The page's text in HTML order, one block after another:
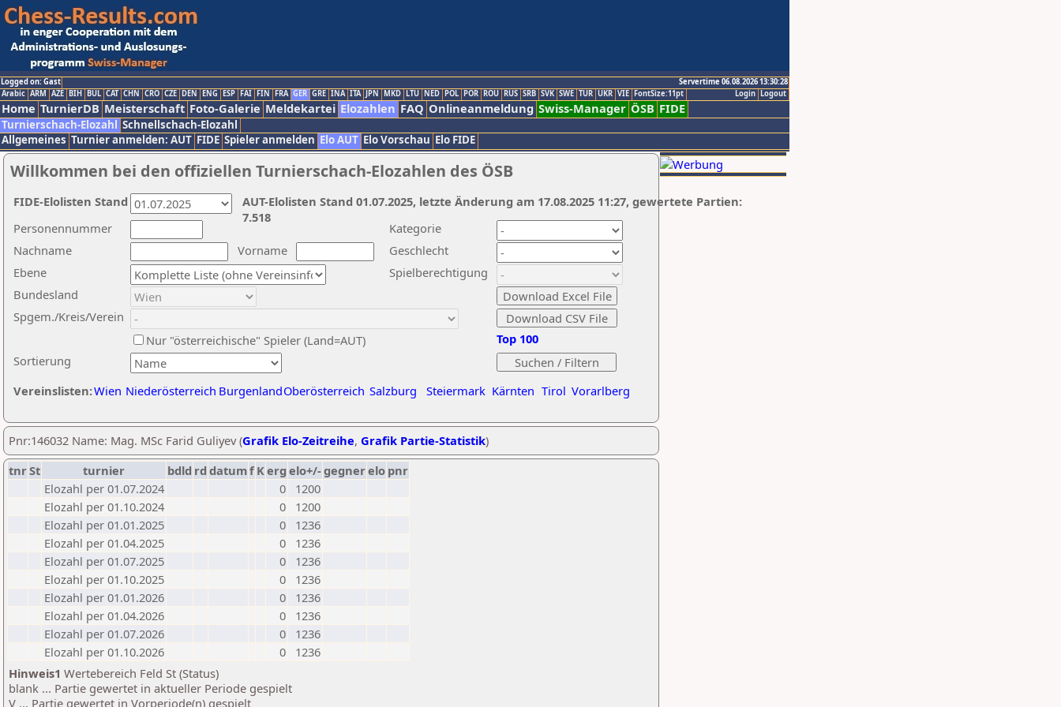
Logged on: Gast
Servertime 06.08.2026 13:30:28
Logout
Login
Arabic ARM AZE BIH BUL CAT CHN CRO CZE DEN ENG ESP FAI FIN FRA GER GRE INA ITA JPN MKD LTU NED POL POR ROU RUS SRB SVK SWE TUR UKR VIE FontSize:11pt
Home TurnierDB Meisterschaft Foto-Galerie Meldekartei Elozahlen FAQ Onlineanmeldung Swiss-Manager ÖSB FIDE
Turnierschach-Elozahl Schnellschach-Elozahl
Allgemeines Turnier anmelden: AUT FIDE Spieler anmelden Elo AUT Elo Vorschau Elo FIDE
Willkommen bei den offiziellen Turnierschach-Elozahlen des ÖSB
Nachname
Vorname
Ebene
Kategorie
Sortierung
Personennummer
Bundesland
Spgem./Kreis/Verein
Geschlecht
Nur "österreichische" Spieler (Land=AUT)
Spielberechtigung
Vereinslisten:Wien Niederösterreich BurgenlandOberösterreich Salzburg Steiermark Kärnten Tirol Vorarlberg
Top 100
AUT-Elolisten Stand 01.07.2025, letzte Änderung am 17.08.2025 11:27, gewertete Partien:
7.518
FIDE-Elolisten Stand
Pnr:146032 Name: Mag. MSc Farid Guliyev (Grafik Elo-Zeitreihe, Grafik Partie-Statistik)
tnrSt turnier bdld rd datumf Kerg elo+/-gegnerelo pnr
Elozahl per 01.07.2024
0
1200
Elozahl per 01.10.2024
0
1200
Elozahl per 01.01.2025
0
1236
Elozahl per 01.04.2025
0
1236
Elozahl per 01.07.2025
0
1236
Elozahl per 01.10.2025
0
1236
Elozahl per 01.01.2026
0
1236
Elozahl per 01.04.2026
0
1236
Elozahl per 01.07.2026
0
1236
Elozahl per 01.10.2026
0
1236
Hinweis1 Wertebereich Feld St (Status)
blank ... Partie gewertet in aktueller Periode gespielt
V ... Partie gewertet in Vorperiode(n) gespielt